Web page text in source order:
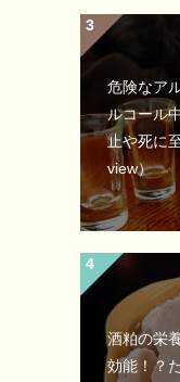
危険なア
ルコール
止や死に
view）
酒粕の栄
効能！？